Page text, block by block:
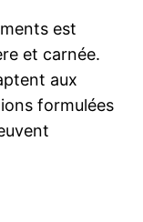
est
et carnée.
aux
formulées